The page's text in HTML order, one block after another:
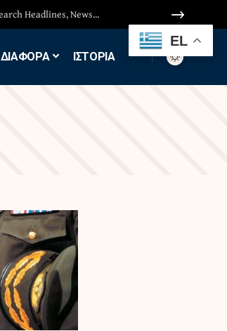
ΔΙΑΦΟΡΑ ΙΣΤΟΡΙΑ
EL